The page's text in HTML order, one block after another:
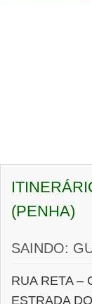
(PENHA)
SAINDO:
RUA RETA –
ESTRADA